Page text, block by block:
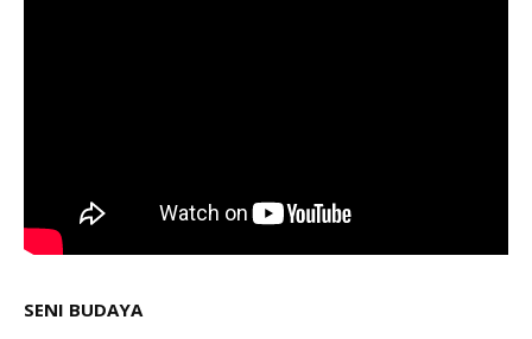
SENI BUDAYA